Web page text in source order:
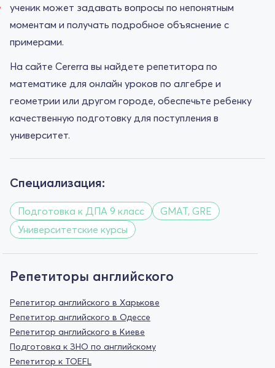
ученик может задавать вопросы по непонятным
моментам и получать подробное объяснение с
примерами.
На сайте Cererra вы найдете репетитора по
математике для онлайн уроков по алгебре и
геометрии или другом городе, обеспечьте ребенку
качественную подготовку для поступления в
университет.
Специализация:
Подготовка к ДПА 9 класс
GMAT, GRE
Университетские курсы
Репетиторы английского
Репетитор английского в Харькове
Репетитор английского в Одессе
Репетитор английского в Киеве
Подготовка к ЗНО по английскому
Репетитор к TOEFL